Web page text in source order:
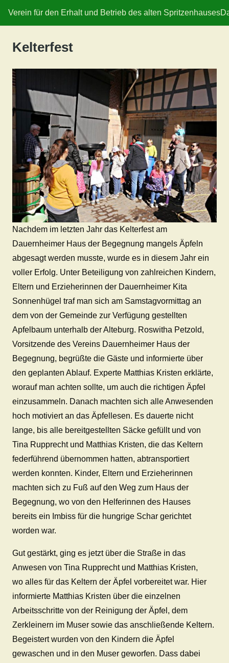
Verein für den Erhalt und Betrieb des alten Spritzenhauses
Kelterfest
Nachdem im letzten Jahr das Kelterfest am
Dauernheimer Haus der Begegnung mangels Äpfeln
abgesagt werden musste, wurde es in diesem Jahr ein
voller Erfolg. Unter Beteiligung von zahlreichen Kindern,
Eltern und Erzieherinnen der Dauernheimer Kita
Sonnenhügel traf man sich am Samstagvormittag an
dem von der Gemeinde zur Verfügung gestellten
Apfelbaum unterhalb der Alteburg. Roswitha Petzold,
Vorsitzende des Vereins Dauernheimer Haus der
Begegnung, begrüßte die Gäste und informierte über
den geplanten Ablauf. Experte Matthias Kristen erklärte,
worauf man achten sollte, um auch die richtigen Äpfel
einzusammeln. Danach machten sich alle Anwesenden
hoch motiviert an das Äpfellesen. Es dauerte nicht
lange, bis alle bereitgestellten Säcke gefüllt und von
Tina Rupprecht und Matthias Kristen, die das Keltern
federführend übernommen hatten, abtransportiert
werden konnten. Kinder, Eltern und Erzieherinnen
machten sich zu Fuß auf den Weg zum Haus der
Begegnung, wo von den Helferinnen des Hauses
bereits ein Imbiss für die hungrige Schar gerichtet
worden war.
Gut gestärkt, ging es jetzt über die Straße in das
Anwesen von Tina Rupprecht und Matthias Kristen,
wo alles für das Keltern der Äpfel vorbereitet war. Hier
informierte Matthias Kristen über die einzelnen
Arbeitsschritte von der Reinigung der Äpfel, dem
Zerkleinern im Muser sowie das anschließende Keltern.
Begeistert wurden von den Kindern die Äpfel
gewaschen und in den Muser geworfen. Dass dabei